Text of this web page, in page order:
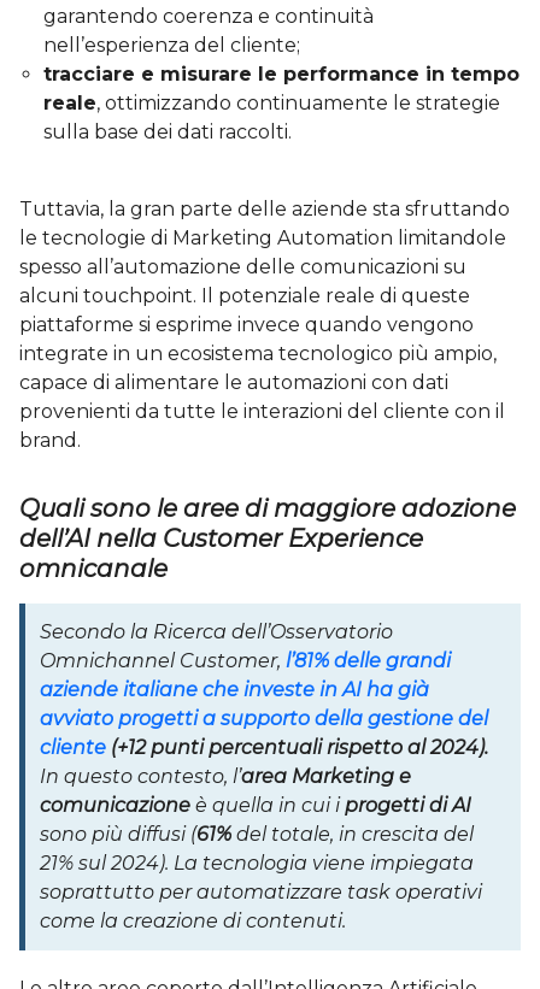
garantendo coerenza e continuità
nell’esperienza del cliente;
tracciare e misurare le performance in tempo
reale, ottimizzando continuamente le strategie
sulla base dei dati raccolti.
Tuttavia, la gran parte delle aziende sta sfruttando
le tecnologie di Marketing Automation limitandole
spesso all’automazione delle comunicazioni su
alcuni touchpoint. Il potenziale reale di queste
piattaforme si esprime invece quando vengono
integrate in un ecosistema tecnologico più ampio,
capace di alimentare le automazioni con dati
provenienti da tutte le interazioni del cliente con il
brand.
Quali sono le aree di maggiore adozione
dell’AI nella Customer Experience
omnicanale
Secondo la Ricerca dell’Osservatorio
Omnichannel Customer, l’81% delle grandi
aziende italiane che investe in AI ha già
avviato progetti a supporto della gestione del
cliente (+12 punti percentuali rispetto al 2024).
In questo contesto, l’area Marketing e
comunicazione è quella in cui i progetti di AI
sono più diffusi (61% del totale, in crescita del
21% sul 2024). La tecnologia viene impiegata
soprattutto per automatizzare task operativi
come la creazione di contenuti.